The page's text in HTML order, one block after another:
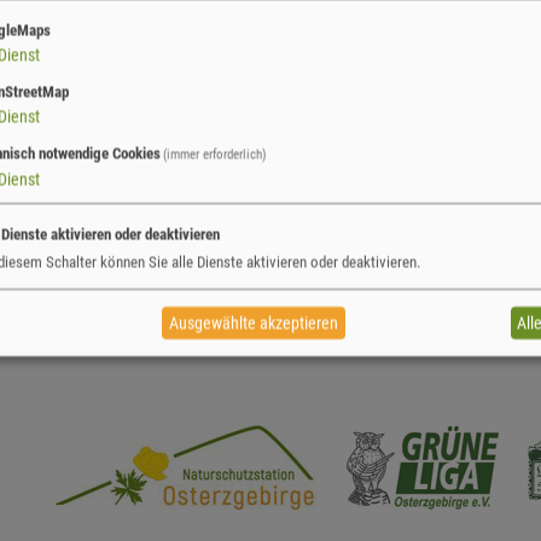
Dienst
Dienst
notwendige Cookies(immer erforderlich)
Dienst
aktivieren oder deaktivieren
Schalter können Sie alle Dienste aktivieren oder deaktivieren.
Ausgewählte akzeptieren